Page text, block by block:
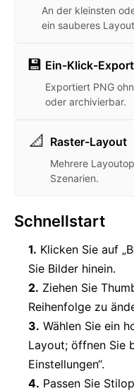
An der kleinsten
ein sauberes
💾 Ein-Klick-Export
Exportiert PNG
oder archivierbar.
📐 Raster-Layout
Mehrere
Szenarien.
Schnellstart
1. Klicken Sie auf
Sie Bilder hinein.
2. Ziehen Sie
Reihenfolge zu
3. Wählen Sie ein
Layout; öffnen Sie
Einstellungen“.
4. Passen Sie